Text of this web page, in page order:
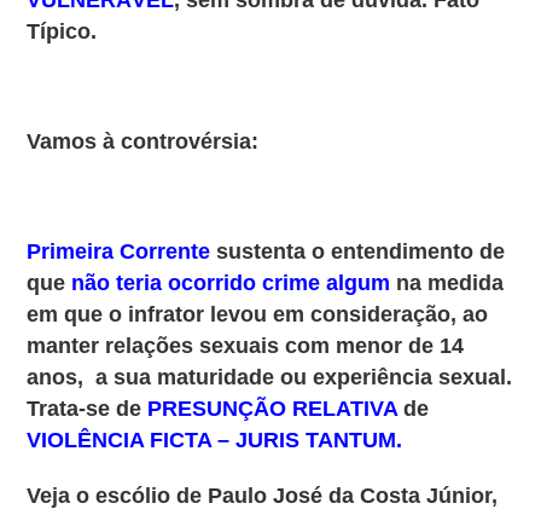
Típico.
Vamos à controvérsia:
Primeira Corrente sustenta o entendimento de
que não teria ocorrido crime algum na medida
em que o infrator levou em consideração, ao
manter relações sexuais com menor de 14
anos, a sua maturidade ou experiência sexual.
Trata-se de PRESUNÇÃO RELATIVA de
VIOLÊNCIA FICTA – JURIS TANTUM.
Veja o escólio de Paulo José da Costa Júnior,